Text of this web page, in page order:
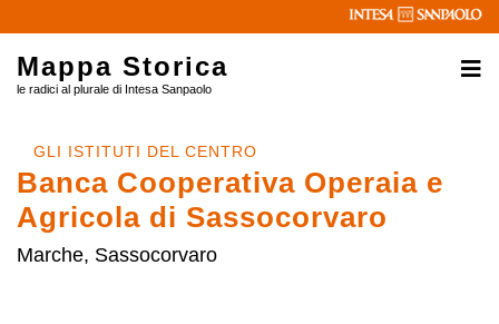
Mappa Storica
le radici al plurale di Intesa Sanpaolo
GLI ISTITUTI DEL CENTRO
Banca Cooperativa Operaia e
Agricola di Sassocorvaro
Marche, Sassocorvaro